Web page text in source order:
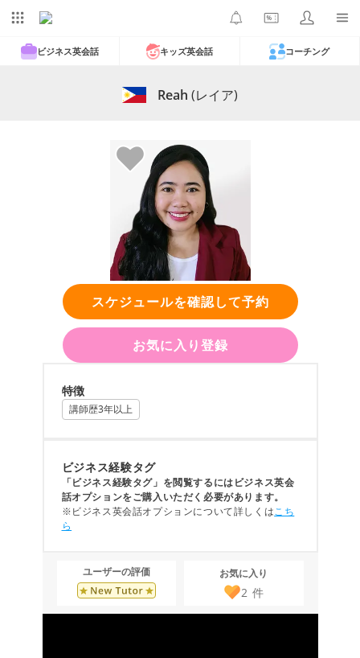
ビジネス英会話 キッズ英会話 コーチング
Reah (レイア)
スケジュールを確認して予約
お気に入り登録
特徴
講師歴3年以上
ビジネス経験タグ
「ビジネス経験タグ」を閲覧するにはビジネス英会
話オプションをご購入いただく必要があります。
※ビジネス英会話オプションについて詳しくはこち
ら
ユーザーの評価 お気に入り
2 件